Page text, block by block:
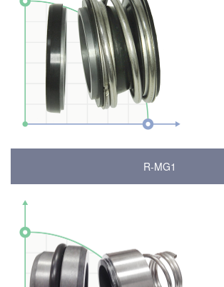
R-MG1